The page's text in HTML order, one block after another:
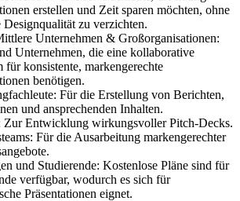
erstellen und Zeit sparen möchten, ohne
Designqualität zu verzichten.
Unternehmen & Großorganisationen:
Unternehmen, die eine kollaborative
für konsistente, markengerechte
benötigen.
Für die Erstellung von Berichten,
und ansprechenden Inhalten.
Zur Entwicklung wirkungsvoller Pitch-Decks.
Für die Ausarbeitung markengerechter
und Studierende: Kostenlose Pläne sind für
verfügbar, wodurch es sich für
Präsentationen eignet.